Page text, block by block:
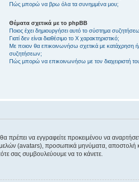
Πώς μπορώ να βρω όλα τα συνημμένα μου;
Θέματα σχετικά με το phpBB
Ποιος έχει δημιουργήσει αυτό το σύστημα
Γιατί δεν είναι διαθέσιμο το Χ χαρακτηριστικό;
Με ποιον θα επικοινωνήσω σχετικά με κατάχρηση
συζητήσεων;
Πώς μπορώ να επικοινωνήσω με τον διαχειριστή
πρέπει να εγγραφείτε προκειμένου να
(avatars), προσωπικά μηνύματα,
σας συμβουλεύουμε να το κάνετε.